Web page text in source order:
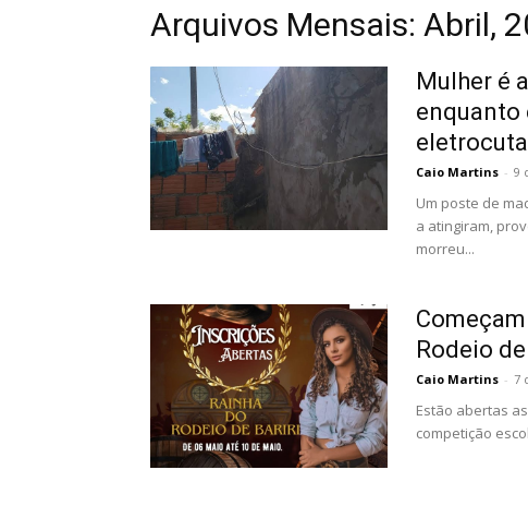
Arquivos Mensais: Abril,
Mulher é
enquanto
Caio Martins - 9
Um poste de
a atingiram, provocando
morreu...
Rodeio
Caio Martins - 7
Estão abertas
competição